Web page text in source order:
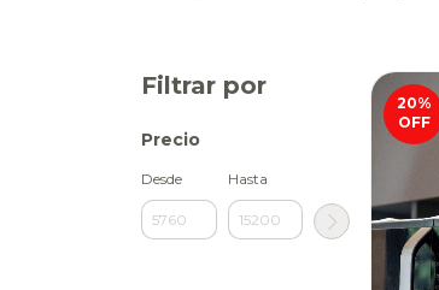
Filtrar por
Precio
Desde Hasta
20%
OFF